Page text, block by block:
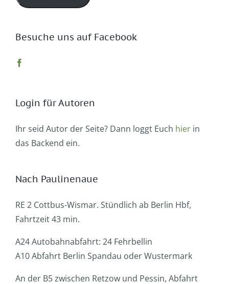
Besuche uns auf Facebook
Login für Autoren
Ihr seid Autor der Seite? Dann loggt Euch hier in
das Backend ein.
Nach Paulinenaue
RE 2 Cottbus-Wismar. Stündlich ab Berlin Hbf,
Fahrtzeit 43 min.
A24 Autobahnabfahrt: 24 Fehrbellin
A10 Abfahrt Berlin Spandau oder Wustermark
An der B5 zwischen Retzow und Pessin, Abfahrt